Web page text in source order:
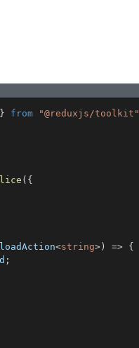
} from "@reduxjs/toolkit"
( {
<string> ) => {
;